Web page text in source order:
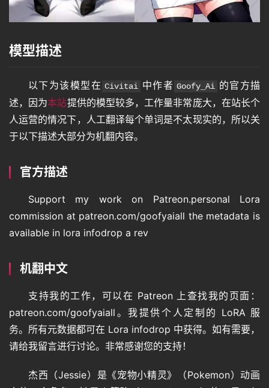
语
言
画
音
频
模型描述
以下为该模型在 Civitai 中作者 Goofy_Ai 的官方描
述，因为本站提供的模型较多，工作量非常庞大，在站长个
人运营的情况下，人工翻译每个单词是不太现实的，所以关
于以下描述大部分为机翻内容。
官方描述
Support my work on Patreon.personal Lora
commission at patreon.com/goofyaiall the metadata is
available in lora infodrop a rev
机翻中文
支持我的工作，可以在 Patreon 上查找我的页面：
patreon.com/goofyaiall。我提供个人定制的 LoRA 服
务。所有元数据都可在 Lora infodrop 中获得。如有需要，
请给我留言进行讨论。非常感谢您的支持！
杰西（Jessie）是《宠物小精灵》（Pokemon）动画